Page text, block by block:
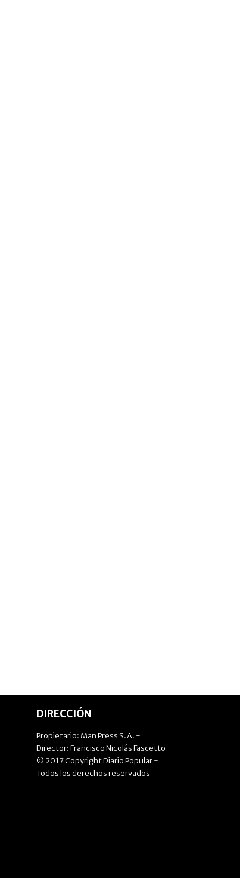
DIRECCIÓN
Propietario: Man Press S.A. -
Director: Francisco Nicolás Fascetto
© 2017 Copyright Diario Popular -
Todos los derechos reservados